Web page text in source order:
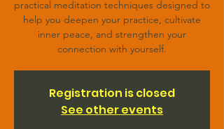
practical meditation techniques designed to
help you deepen your practice, cultivate
inner peace, and strengthen your
connection with yourself.
Registration is closed
See other events